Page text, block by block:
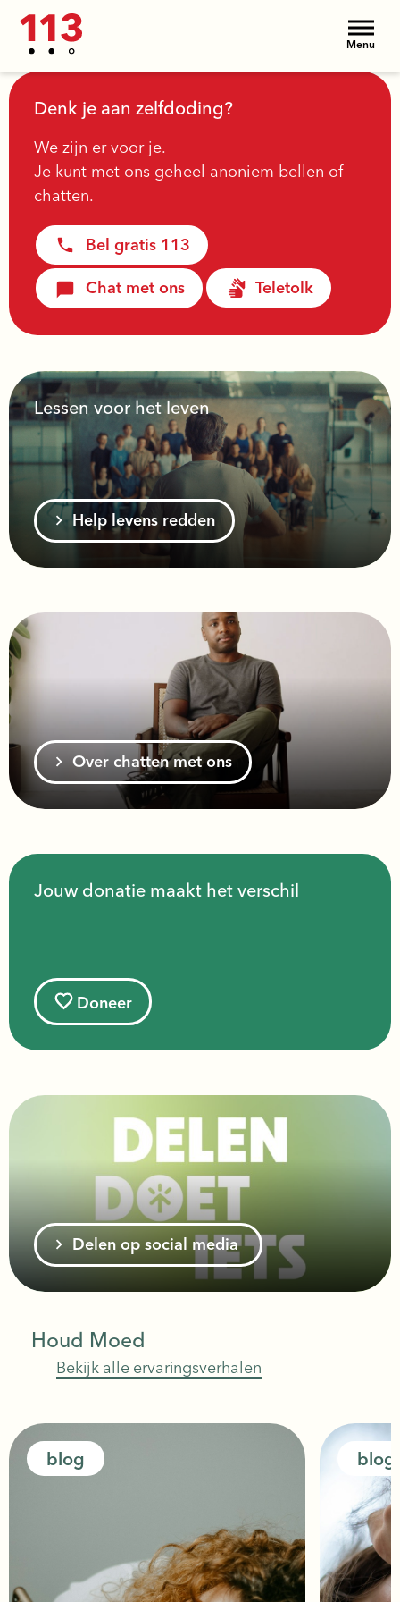
Menu
Denk je aan zelfdoding?
We zijn er voor je.
Je kunt met ons geheel anoniem bellen of
chatten.
Bel gratis 113
Chat met ons Teletolk
Lessen voor het leven
Help levens redden
Over chatten met ons
Jouw donatie maakt het verschil
Doneer
Delen op social media
Houd Moed
Bekijk alle ervaringsverhalen
blog blog